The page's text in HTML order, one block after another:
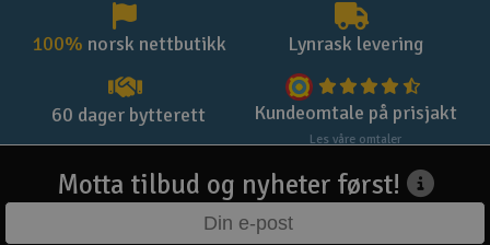
100% norsk nettbutikk Lynrask levering
60 dager bytterett Kundeomtale på prisjakt
Les våre omtaler
Motta tilbud og nyheter først!